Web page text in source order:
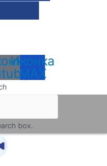
Иконка
MAX
box.